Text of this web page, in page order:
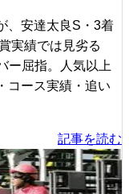
、安達太良S・3着
実績では見劣る
ー屈指。人気以上
コース実績・追い
記事を読む